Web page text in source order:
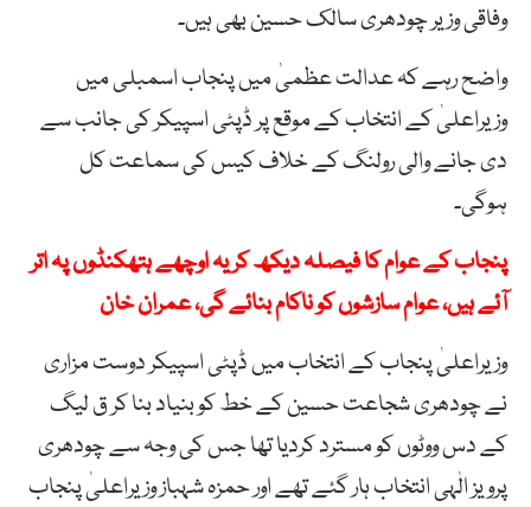
وفاقی وزیر چودھری سالک حسین بھی ہیں۔
واضح رہے کہ عدالت عظمیٰ میں پنجاب اسمبلی میں
وزیراعلیٰ کے انتخاب کے موقع پر ڈپٹی اسپیکر کی جانب سے
دی جانے والی رولنگ کے خلاف کیس کی سماعت کل
ہوگی۔
پنجاب کے عوام کا فیصلہ دیکھ کر یہ اوچھے ہتھکنڈوں پہ اتر
آئے ہیں، عوام سازشوں کو ناکام بنائے گی، عمران خان
وزیراعلیٰ پنجاب کے انتخاب میں ڈپٹی اسپیکر دوست مزاری
نے چودھری شجاعت حسین کے خط کو بنیاد بنا کر ق لیگ
کے دس ووٹوں کو مسترد کردیا تھا جس کی وجہ سے چودھری
پرویز الٰہی انتخاب ہار گئے تھے اور حمزہ شہباز وزیراعلیٰ پنجاب